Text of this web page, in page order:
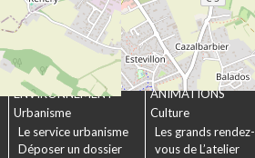
Les établissements
médico-sociaux
Projet Se Canto
URBANISME &
ENVIRONNEMENT
Urbanisme
Le service urbanisme
Déposer un dossier
CULTURE &
ANIMATIONS
Culture
Les grands rendez-
vous de L’atelier